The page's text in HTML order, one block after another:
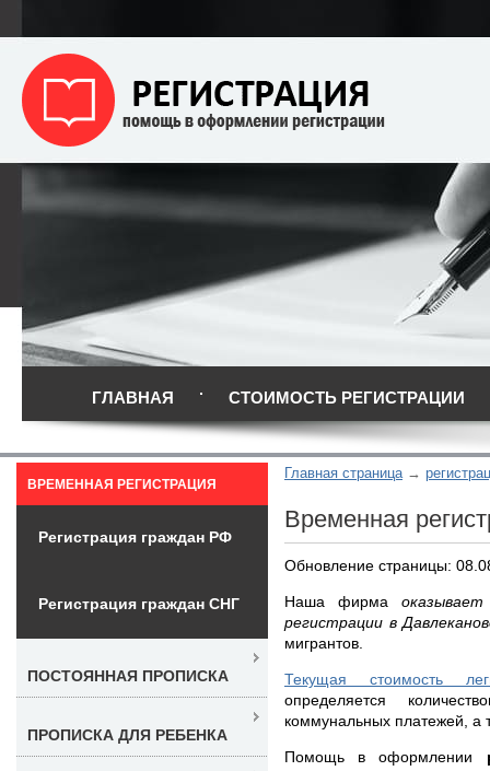
ГЛАВНАЯ СТОИМОСТЬ РЕГИСТРАЦИИ
Главная страница
Временная
Обновление страницы:
Наша фирма
регистрации в
мигрантов.
Текущая стоимость
определяется
коммунальных платежей, а
Помощь в оформлении
ВРЕМЕННАЯ РЕГИСТРАЦИЯ
Регистрация граждан РФ
Регистрация граждан СНГ
ПОСТОЯННАЯ ПРОПИСКА
ПРОПИСКА ДЛЯ РЕБЕНКА